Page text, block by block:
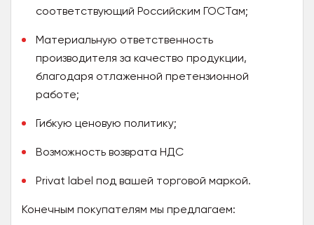
соответствующий Российским ГОСТам;
Материальную ответственность
производителя за качество продукции,
благодаря отлаженной претензионной
работе;
Гибкую ценовую политику;
Возможность возврата НДС
Privat label под вашей торговой маркой.
Конечным покупателям мы предлагаем: